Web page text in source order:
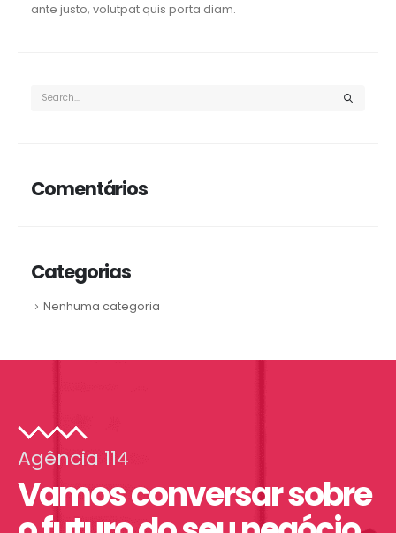
ante justo, volutpat quis porta diam.
Comentários
Categorias
Nenhuma categoria
Agência 114
Vamos conversar sobre